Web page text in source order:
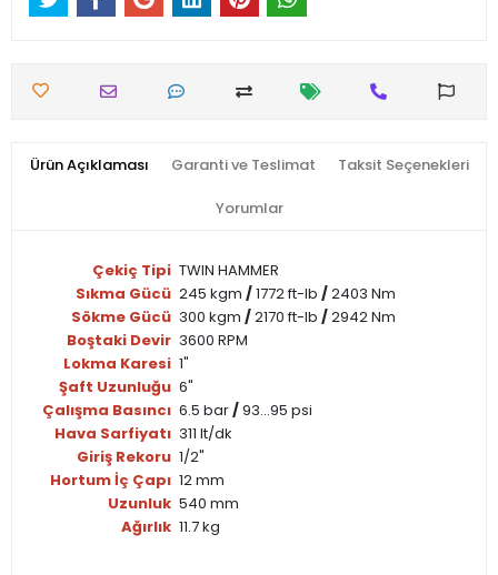
Ürün Açıklaması Garanti ve Teslimat Taksit Seçenekleri
Yorumlar
Çekiç Tipi TWIN HAMMER
Sıkma Gücü 245 kgm /1772 ft-lb /2403 Nm
Sökme Gücü 300 kgm /2170 ft-lb /2942 Nm
Boştaki Devir 3600 RPM
Lokma Karesi 1"
Şaft Uzunluğu 6"
Çalışma Basıncı 6.5 bar/93...95 psi
Hava Sarfiyatı 311 lt/dk
Giriş Rekoru 1/2"
Hortum İç Çapı 12 mm
Uzunluk 540 mm
Ağırlık 11.7 kg